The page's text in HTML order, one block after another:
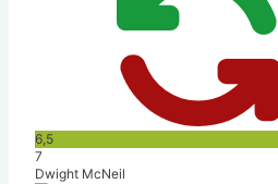
6,5
7
Dwight McNeil